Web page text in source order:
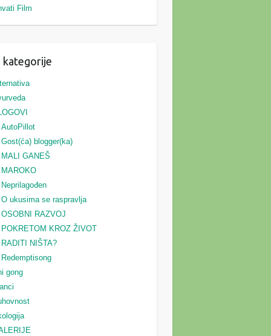
Film
kategorije
AutoPillot
Gost(ća) blogger(ka)
MALI GANEŠ
MAROKO
Neprilagođen
O ukusima se raspravlja
OSOBNI RAZVOJ
POKRETOM KROZ ŽIVOT
RADITI NIŠTA?
Redemptisong
gong